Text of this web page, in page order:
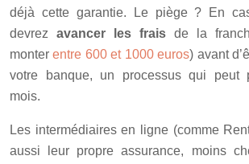
déjà cette garantie. Le piège ? En
devrez avancer les frais de la
monterentre 600 et 1000 euros) avant
votre banque, un processus qui peut
mois.
Les intermédiaires en ligne (comme
aussi leur propre assurance, moins